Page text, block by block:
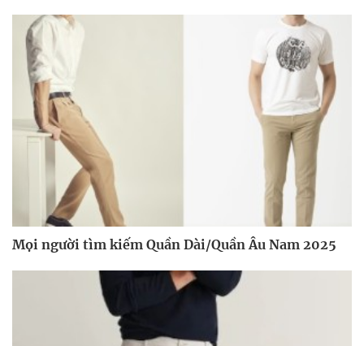
Mọi người tìm kiếm Quần Dài/Quần Âu Nam 2025